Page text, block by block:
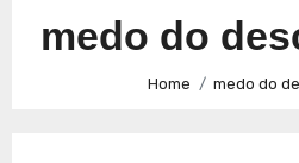
Caminhos para a Plenitude no
Espiritualidade: Conexão e
medo do
Home medo do